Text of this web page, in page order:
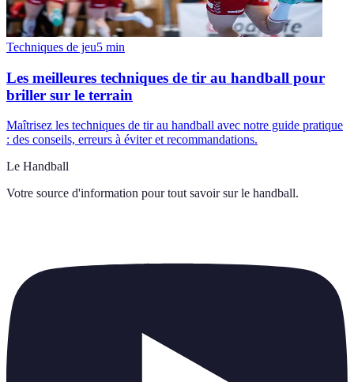
Techniques de jeu5 min
Les meilleures techniques de tir au handball pour
briller sur le terrain
Maîtrisez les techniques de tir au handball avec notre guide pratique
: des conseils, erreurs à éviter et recommandations.
Le Handball
Votre source d'information pour tout savoir sur le handball.